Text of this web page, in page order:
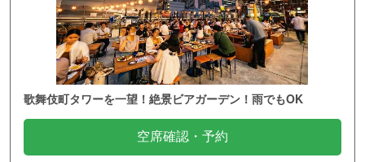
歌舞伎町タワーを一望！絶景ビアガーデン！雨でもOK
空席確認・予約